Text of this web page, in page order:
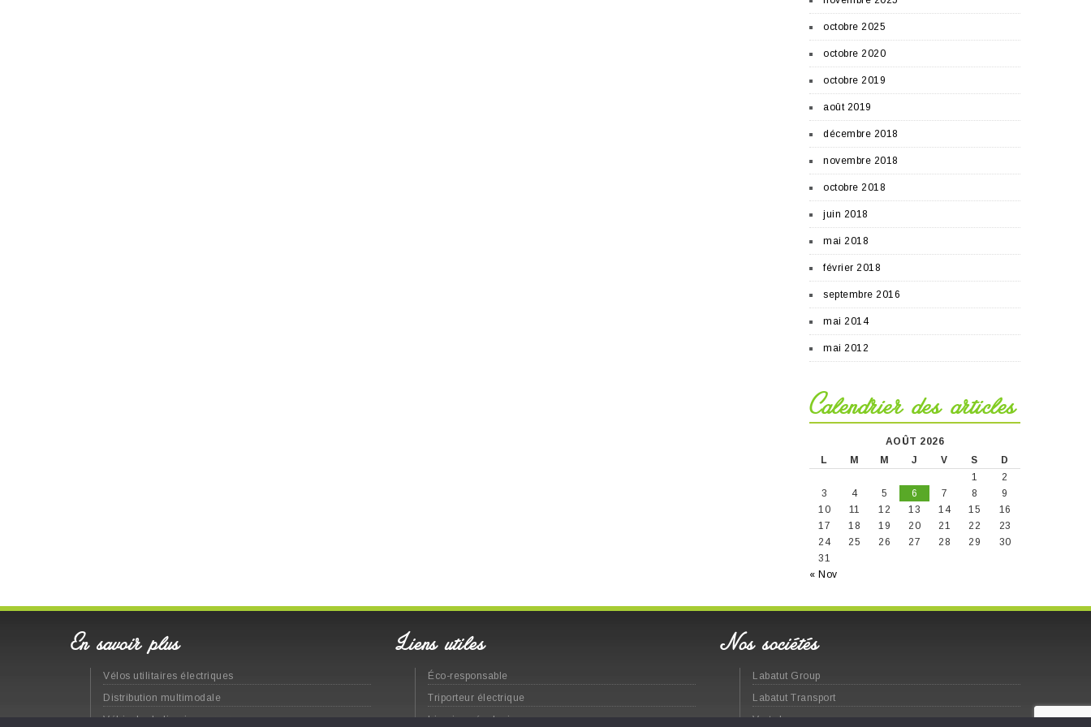
octobre 2025
octobre 2020
octobre 2019
août 2019
décembre 2018
novembre 2018
octobre 2018
juin 2018
mai 2018
février 2018
septembre 2016
mai 2014
mai 2012
Calendrier des articles
AOÛT 2026
L
M M J V S
D
1
2
3
4 5 6 7 8
9
10
11 12 13 14 15
16
17
18 19 20 21 22
23
24
25 26 27 28 29
30
31
« Nov
En savoir plus
Vélos utilitaires électriques
Distribution multimodale
Véhicule de livraison propre
Liens utiles
Éco-responsable
Triporteur électrique
Livraison écologique
Nos sociétés
Labatut Group
Labatut Transport
Vert chez vous